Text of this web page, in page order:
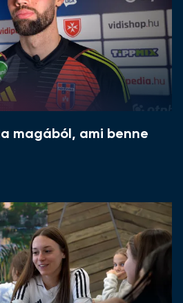
magából, ami benne